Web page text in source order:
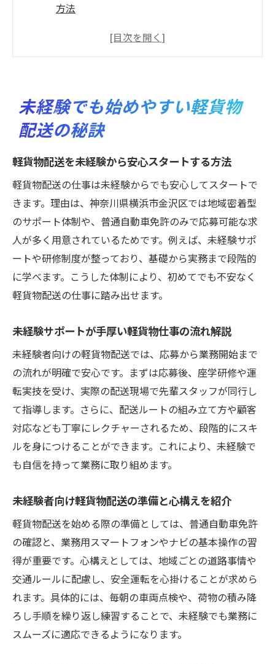
方法
未経験サポートが手厚い軽貨物仕事の流れ
軽貨物配送の未経験サポート体制を徹底解
説
ント
金沢区で叶える柔軟な軽貨物ドライバー生活
軽貨物配送で叶う未経験からの自由な働き
方
未経験サポートが充実した柔軟な勤務スタ
イル
軽貨物配送の未経験者も安心な金沢区の特
徴
未経験でも選べる軽貨物仕事のシフト例紹
柔軟な働き方を支える未経験サポート活用
普通免許が活きる軽貨物仕事の魅力を解説
普通免許のみで始める未経験サポート付き
配送
軽貨物配送は未経験でも普通免許で挑戦可
未経験サポートが魅力の軽貨物仕事の活用
法
軽貨物配送で普通免許が役立つ理由とは
未経験OKの軽貨物配送でキャリアを築く方
法
安心サポート付き軽貨物配送で新たな一歩を
未経験サポートが光る軽貨物配送の安心体
制
未経験でも始めやすい軽貨物
配送の秘訣
軽貨物配送を未経験から安心スタートする方法
軽貨物配送の仕事は未経験からでも安心してスタートで
きます。理由は、神奈川県横浜市金沢区では地域密着型
のサポート体制や、普通自動車免許のみで応募可能な求
人が多く用意されているためです。例えば、未経験サポ
ートや研修制度が整っており、基礎から実務まで段階的
に学べます。こうした体制により、初めてでも不安なく
軽貨物配送の仕事に踏み出せます。
未経験サポートが手厚い軽貨物仕事の流れ解説
未経験者向けの軽貨物配送では、応募から業務開始まで
の流れが明確で安心です。まずは応募後、座学研修や運
転実技を受け、実際の配送現場で先輩スタッフが同行し
て指導します。さらに、配送ルートの組み立て方や顧客
対応なども丁寧にレクチャーされるため、段階的にスキ
ルを身につけることができます。これにより、未経験で
も自信を持って業務に取り組めます。
未経験者向け軽貨物配送の準備と心構えを紹介
軽貨物配送を始める際の準備としては、普通自動車免許
の確認と、業務用スマートフォンやナビの基本操作の習
得が重要です。心構えとしては、地域ごとの道路事情や
交通ルールに配慮し、安全運転を心掛けることが求めら
れます。具体的には、毎朝の車両点検や、荷物の積み降
ろし手順を繰り返し練習することで、未経験でも業務に
スムーズに適応できるようになります。